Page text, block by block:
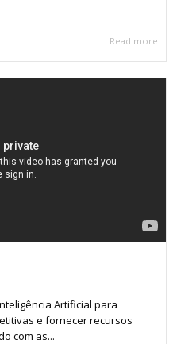
Read more
Artificial para
e fornecer recursos
com as...